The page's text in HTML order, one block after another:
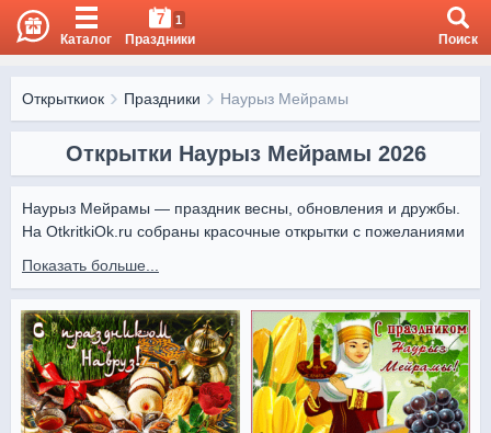
Каталог
7 1
Праздники Поиск
Открыткиок Праздники Наурыз Мейрамы
Открытки Наурыз Мейрамы 2026
Наурыз Мейрамы — праздник весны, обновления и дружбы.
На OtkritkiOk.ru собраны красочные открытки с пожеланиями
отправляйте онлайн и делитесь с близкими. Пусть Наурыз
принесёт радость и новые надежды!
Показать больше...